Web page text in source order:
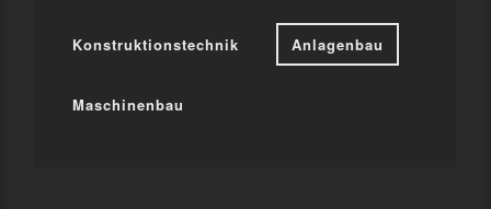
Konstruktionstechnik Anlagenbau
Maschinenbau